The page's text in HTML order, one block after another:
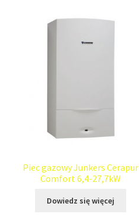
Piec gazowy Junkers Cerapur
Comfort 6,4-27,7kW
Dowiedz się więcej